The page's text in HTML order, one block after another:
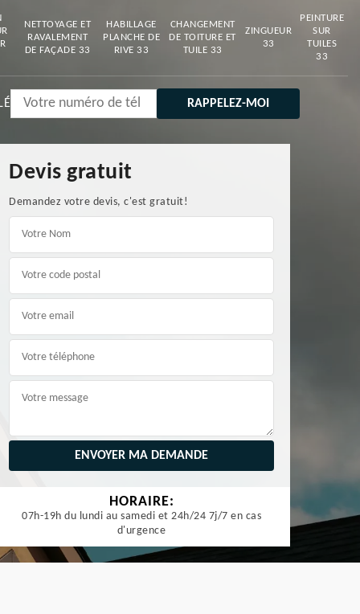
NETTOYAGE ET
RAVALEMENT
DE FAÇADE 33
HABILLAGE
PLANCHE DE
RIVE 33
CHANGEMENT
DE TOITURE ET
TUILE 33
ZINGUEUR
33
PEINTURE
SUR
TUILES
33
Devis gratuit
Demandez votre devis, c'est gratuit!
HORAIRE:
07h-19h du lundi au samedi et 24h/24 7j/7 en cas
d'urgence